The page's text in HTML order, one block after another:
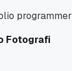
programmer
Fotografi